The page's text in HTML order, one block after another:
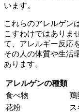
います。
これらのアレルゲン
こすわけではありま
て、アレルギー反応
その人の体質や生活
あります。
アレルゲンの種類
食べ物
鶏
花粉